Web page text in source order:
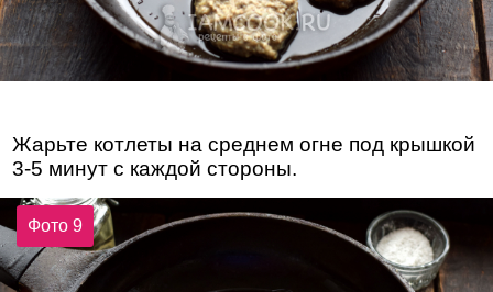
Жарьте котлеты на среднем огне под крышкой
3-5 минут с каждой стороны.
Фото 9